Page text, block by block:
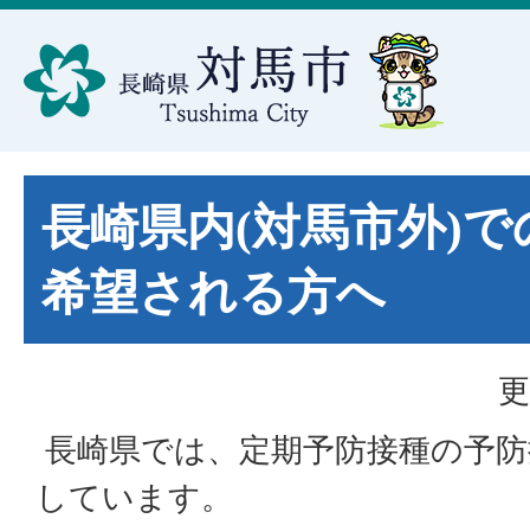
長崎県内(対馬市外)で
希望される方へ
長崎県では、定期予防接種の予
しています。